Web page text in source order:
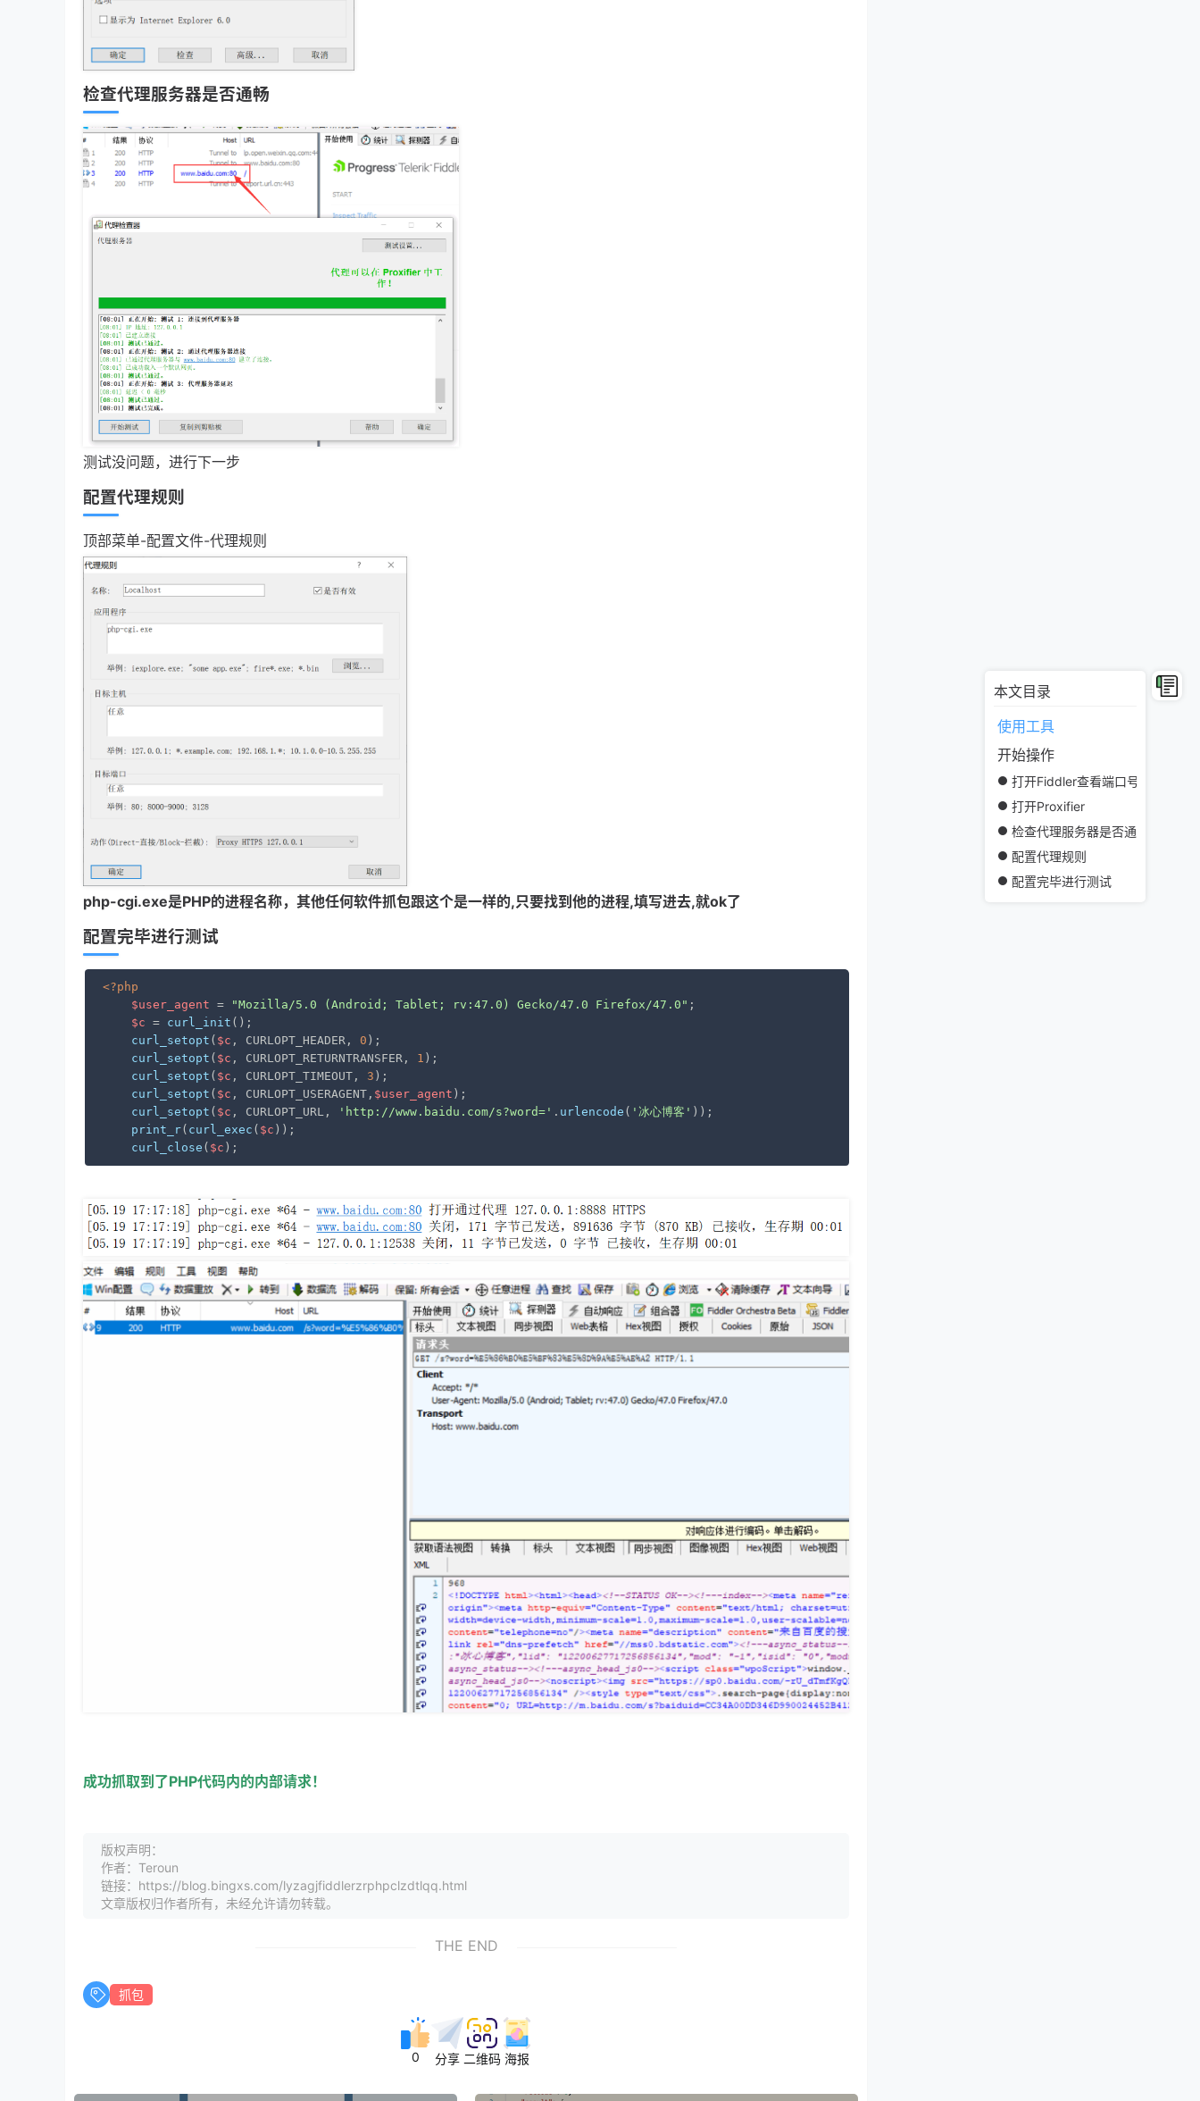
本文目录
使用工具
开始操作
打开Fiddler查看端口号
打开Proxifier
检查代理服务器是否通畅
配置代理规则
配置完毕进行测试
检查代理服务器是否通畅
测试没问题，进行下一步
配置代理规则
顶部菜单-配置文件-代理规则
php-cgi.exe是PHP的进程名称，其他任何软件抓包跟这个是一样的,只要找到他的进程,填写进去,就ok了
配置完毕进行测试
<?php
$user_agent = "Mozilla/5.0 (Android; Tablet; rv:47.0) Gecko/47.0 Firefox/47.0" ;
$c = curl_init ();
curl_setopt ( $c , CURLOPT_HEADER, 0 );
curl_setopt ( $c , CURLOPT_RETURNTRANSFER, 1 );
curl_setopt ( $c , CURLOPT_TIMEOUT, 3 );
curl_setopt ( $c , CURLOPT_USERAGENT, $user_agent );
curl_setopt ( $c , CURLOPT_URL, 'http://www.baidu.com/s?word=' . urlencode ( '冰心博客' ));
print_r( curl_exec ( $c ));
curl_close ( $c
成功抓取到了PHP代码内的内部请求！
版权声明：
作者：Teroun
链接：https://blog.bingxs.com/lyzagjfiddlerzrphpclzdtlqq.html
文章版权归作者所有，未经允许请勿转载。
THE END
抓包
0 分享 二维码 海报